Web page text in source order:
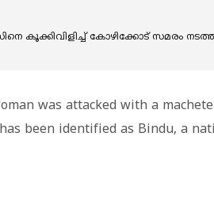
കൂക്കിവിളിച്ച് കോഴിക്കോട് സമരം
was attacked with a
been identified as Bindu, a